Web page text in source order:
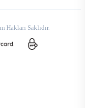
Saklıdır.